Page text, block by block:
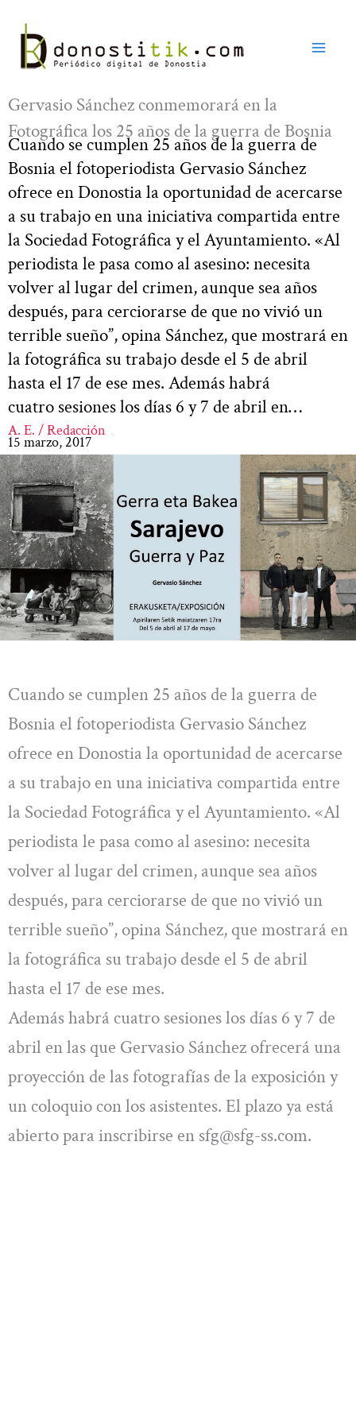
contenido
Gervasio Sánchez conmemorará en la
Fotográfica los 25 años de la guerra de Bosnia
Cuando se cumplen 25 años de la guerra de
Bosnia el fotoperiodista Gervasio Sánchez
ofrece en Donostia la oportunidad de acercarse
a su trabajo en una iniciativa compartida entre
la Sociedad Fotográfica y el Ayuntamiento. «Al
periodista le pasa como al asesino: necesita
volver al lugar del crimen, aunque sea años
después, para cerciorarse de que no vivió un
terrible sueño”, opina Sánchez, que mostrará en
la fotográfica su trabajo desde el 5 de abril
hasta el 17 de ese mes. Además habrá
cuatro sesiones los días 6 y 7 de abril en…
A. E. / Redacción
15 marzo, 2017
Cuando se cumplen 25 años de la guerra de
Bosnia el fotoperiodista Gervasio Sánchez
ofrece en Donostia la oportunidad de acercarse
a su trabajo en una iniciativa compartida entre
la Sociedad Fotográfica y el Ayuntamiento. «Al
periodista le pasa como al asesino: necesita
volver al lugar del crimen, aunque sea años
después, para cerciorarse de que no vivió un
terrible sueño”, opina Sánchez, que mostrará en
la fotográfica su trabajo desde el 5 de abril
hasta el 17 de ese mes.
Además habrá cuatro sesiones los días 6 y 7 de
abril en las que Gervasio Sánchez ofrecerá una
proyección de las fotografías de la exposición y
un coloquio con los asistentes. El plazo ya está
abierto para inscribirse en sfg@sfg-ss.com.